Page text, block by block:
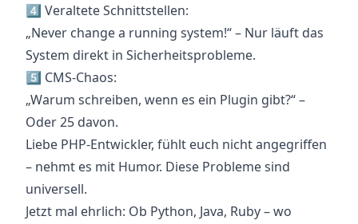
4️⃣ Veraltete Schnittstellen:
„Never change a running system!“ – Nur läuft das
System direkt in Sicherheitsprobleme.
5️⃣ CMS-Chaos:
„Warum schreiben, wenn es ein Plugin gibt?“ –
Oder 25 davon.
Liebe PHP-Entwickler, fühlt euch nicht angegriffen
– nehmt es mit Humor. Diese Probleme sind
universell.
Jetzt mal ehrlich: Ob Python, Java, Ruby – wo